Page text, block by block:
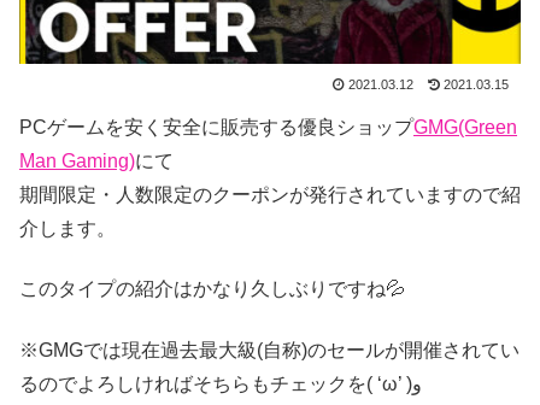
2021.03.12 2021.03.15
PCゲームを安く安全に販売する優良ショップGMG(Green
Man Gaming)にて
期間限定・人数限定のクーポンが発行されていますので紹
介します。
このタイプの紹介はかなり久しぶりですね💦
※GMGでは現在過去最大級(自称)のセールが開催されてい
るのでよろしければそちらもチェックを( ‘ω’ )و